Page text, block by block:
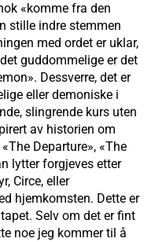
«komme fra den
stille indre stemmen
med ordet er uklar,
guddommelige er det
Dessverre, det er
eller demoniske i
slingrende kurs uten
av historien om
Departure», «The
lytter forgjeves etter
Circe, eller
hjemkomsten. Dette er
Selv om det er fint
noe jeg kommer til å